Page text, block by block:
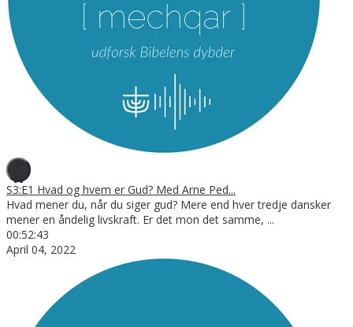
S3:E1 Hvad og hvem er Gud? Med Arne Ped...
Hvad mener du, når du siger gud? Mere end hver tredje dansker
mener en åndelig livskraft. Er det mon det samme, ...
00:52:43
April 04, 2022